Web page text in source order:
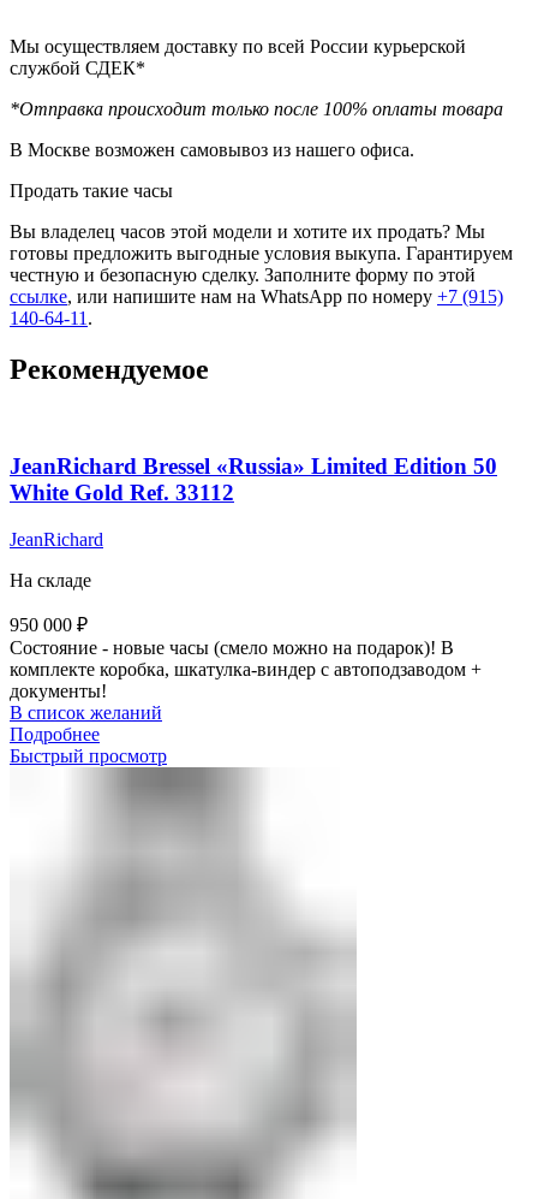
Мы осуществляем доставку по всей России курьерской
службой СДЕК*
*Отправка происходит только после 100% оплаты товара
В Москве возможен самовывоз из нашего офиса.
Продать такие часы
Вы владелец часов этой модели и хотите их продать? Мы
готовы предложить выгодные условия выкупа. Гарантируем
честную и безопасную сделку. Заполните форму по этой
ссылке, или напишите нам на WhatsApp по номеру +7 (915)
140-64-11 .
Рекомендуемое
JeanRichard Bressel «Russia» Limited Edition 50
White Gold Ref. 33112
JeanRichard
На складе
950 000 ₽
Состояние - новые часы (смело можно на подарок)! В
комплекте коробка, шкатулка-виндер с автоподзаводом +
документы!
В список желаний
Подробнее
Быстрый просмотр